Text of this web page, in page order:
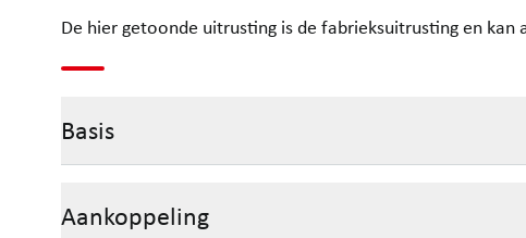
De hier getoonde uitrusting is de fabrieksuitrusting en
Basis
Aankoppeling